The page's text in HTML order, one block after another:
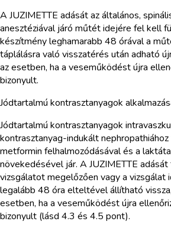
A JUZIMETTE adását az általános,
anesztéziával járó műtét idejére fel kell
készítmény leghamarabb 48 órával a
táplálásra való visszatérés után adható
az esetben, ha a veseműködést újra
bizonyult.
Jódtartalmú kontrasztanyagok
Jódtartalmú kontrasztanyagok
kontrasztanyag-indukált
metformin felhalmozódásával és a
növekedésével jár. A JUZIMETTE
vizsgálatot megelőzően vagy a vizsgálat
legalább 48 óra elteltével állítható
esetben, ha a veseműködést újra
bizonyult (lásd 4.3 és 4.5 pont).